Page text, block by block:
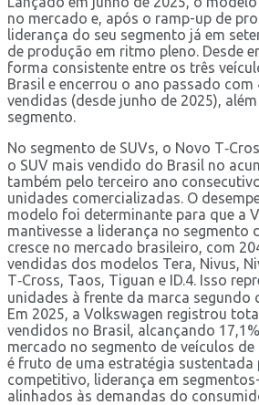
no mercado e, após o ramp-up de
liderança do seu segmento já em
de produção em ritmo pleno. Desde
forma consistente entre os três
Brasil e encerrou o ano passado com
vendidas (desde junho de 2025),
segmento.
No segmento de SUVs, o Novo
o SUV mais vendido do Brasil no
também pelo terceiro ano
unidades comercializadas. O
modelo foi determinante para que a
mantivesse a liderança no segmento
cresce no mercado brasileiro, com
vendidas dos modelos Tera, Nivus,
T‑Cross, Taos, Tiguan e ID.4. Isso
unidades à frente da marca segundo
Em 2025, a Volkswagen registrou
vendidos no Brasil, alcançando
mercado no segmento de veículos
é fruto de uma estratégia
competitivo, liderança em
alinhados às demandas do